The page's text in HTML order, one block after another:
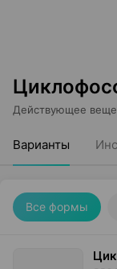
Действующее
Варианты
Все формы